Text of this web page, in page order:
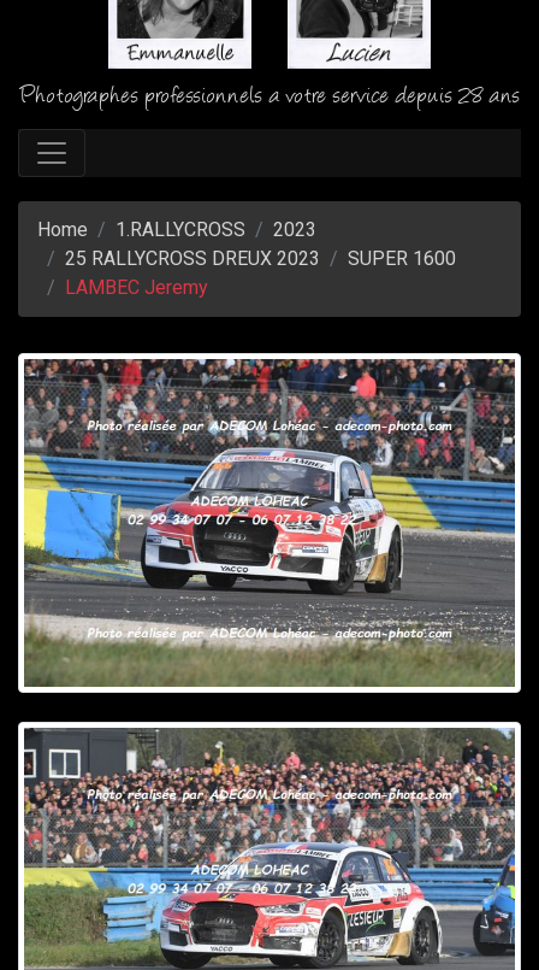
Photographes professionnels a votre service depuis 28 ans
Home 1.RALLYCROSS
2023
25 RALLYCROSS DREUX 2023
SUPER 1600
LAMBEC Jeremy